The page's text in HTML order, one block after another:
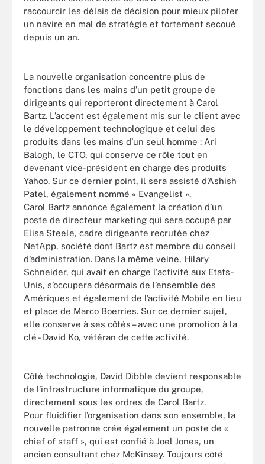
raccourcir les délais de décision pour mieux piloter
un navire en mal de stratégie et fortement secoué
depuis un an.
La nouvelle organisation concentre plus de
fonctions dans les mains d’un petit groupe de
dirigeants qui reporteront directement à Carol
Bartz. L’accent est également mis sur le client avec
le développement technologique et celui des
produits dans les mains d’un seul homme : Ari
Balogh, le CTO, qui conserve ce rôle tout en
devenant vice-président en charge des produits
Yahoo. Sur ce dernier point, il sera assisté d’Ashish
Patel, également nommé « Evangelist ».
Carol Bartz annonce également la création d’un
poste de directeur marketing qui sera occupé par
Elisa Steele, cadre dirigeante recrutée chez
NetApp, société dont Bartz est membre du conseil
d’administration. Dans la même veine, Hilary
Schneider, qui avait en charge l'activité aux Etats-
Unis, s’occupera désormais de l’ensemble des
Amériques et également de l’activité Mobile en lieu
et place de Marco Boerries. Sur ce dernier sujet,
elle conserve à ses côtés – avec une promotion à la
clé - David Ko, vétéran de cette activité.
Côté technologie, David Dibble devient responsable
de l’infrastructure informatique du groupe,
directement sous les ordres de Carol Bartz.
Pour fluidifier l’organisation dans son ensemble, la
nouvelle patronne crée également un poste de «
chief of staff », qui est confié à Joel Jones, un
ancien consultant chez McKinsey. Toujours côté